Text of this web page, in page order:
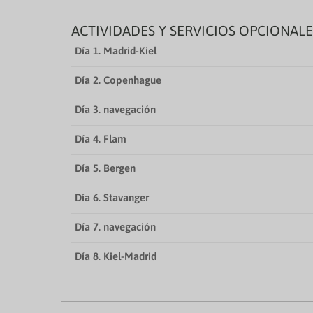
ACTIVIDADES Y SERVICIOS
Día 1. Madrid-Kiel
Día 2. Copenhague
Día 3. navegación
Día 4. Flam
Día 5. Bergen
Día 6. Stavanger
Día 7. navegación
Día 8. Kiel-Madrid